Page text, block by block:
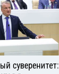
суверенитет: